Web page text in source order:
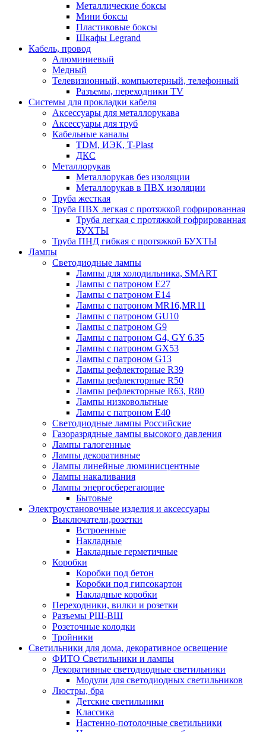
Металлические боксы
Мини боксы
Пластиковые боксы
Шкафы Legrand
Кабель, провод
Алюминиевый
Медный
Телевизионный, компьютерный, телефонный
Разъемы, переходники TV
Системы для прокладки кабеля
Аксессуары для металлорукава
Аксессуары для труб
Кабельные каналы
TDM, ИЭК, T-Plast
ДКС
Металлорукав
Металлорукав без изоляции
Металлорукав в ПВХ изоляции
Труба жесткая
Труба ПВХ легкая с протяжкой гофрированная
Труба легкая с протяжкой гофрированная
БУХТЫ
Труба ПНД гибкая с протяжкой БУХТЫ
Лампы
Светодиодные лампы
Лампы для холодильника, SMART
Лампы с патроном E27
Лампы с патроном Е14
Лампы с патроном MR16,MR11
Лампы с патроном GU10
Лампы с патроном G9
Лампы с патроном G4, GY 6.35
Лампы с патроном GX53
Лампы с патроном G13
Лампы рефлекторные R39
Лампы рефлекторные R50
Лампы рефлекторные R63, R80
Лампы низковольтные
Лампы с патроном Е40
Светодиодные лампы Российские
Газоразрядные лампы высокого давления
Лампы галогенные
Лампы декоративные
Лампы линейные люминисцентные
Лампы накаливания
Лампы энергосберегающие
Бытовые
Электроустановочные изделия и аксессуары
Выключатели,розетки
Встроенные
Накладные
Накладные герметичные
Коробки
Коробки под бетон
Коробки под гипсокартон
Накладные коробки
Переходники, вилки и розетки
Разъемы РШ-ВШ
Розеточные колодки
Тройники
Светильники для дома, декоративное освещение
ФИТО Светильники и лампы
Декоративные светодиодные светильники
Модули для светодиодных светильников
Люстры, бра
Детские светильники
Классика
Настенно-потолочные светильники